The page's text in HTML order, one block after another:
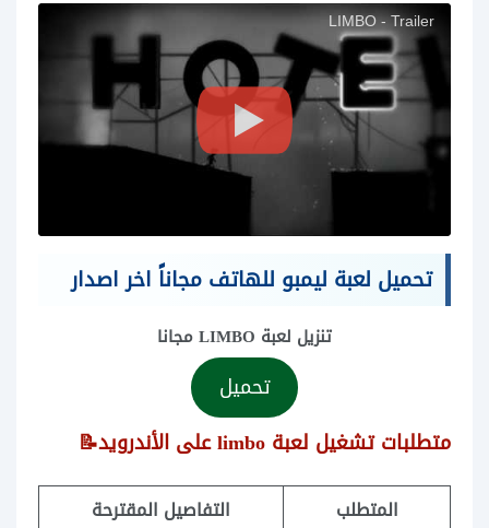
LIMBO - Trailer
تحميل لعبة ليمبو للهاتف مجاناً اخر اصدار
تنزيل لعبة LIMBO مجانا
تحميل
متطلبات تشغيل لعبة limbo على الأندرويد📝
المتطلب
التفاصيل المقترحة